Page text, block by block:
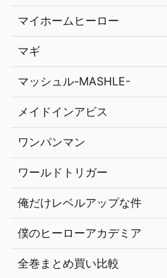
マイホームヒーロー
マギ
マッシュル-MASHLE-
メイドインアビス
ワンパンマン
ワールドトリガー
俺だけレベルアップな件
僕のヒーローアカデミア
全巻まとめ買い比較